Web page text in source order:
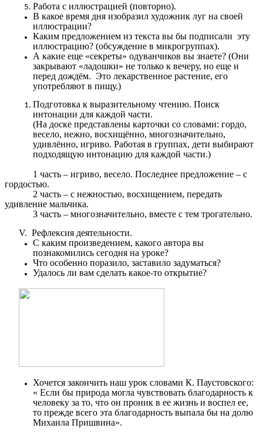
Работа с иллюстрацией (повторно).
В какое время дня изобразил художник луг на своей
иллюстрации?
Каким предложением из текста вы бы подписали эту
иллюстрацию? (обсуждение в микрогруппах).
А какие еще «секреты» одуванчиков вы знаете? (Они
закрывают «ладошки» не только к вечеру, но еще и
перед дождём. Это лекарственное растение, его
употребляют в пищу.)
Подготовка к выразительному чтению. Поиск
интонации для каждой части.
(На доске представлены карточки со словами: гордо,
весело, нежно, восхищённо, многозначительно,
удивлённо, игриво. Работая в группах, дети выбирают
подходящую интонацию для каждой части.)
1 часть – игриво, весело. Последнее предложение – с
гордостью.
2 часть – с нежностью, восхищением, передать
удивление мальчика.
3 часть – многозначительно, вместе с тем трогательно.
V. Рефлексия деятельности.
С каким произведением, какого автора вы
познакомились сегодня на уроке?
Что особенно поразило, заставило задуматься?
Удалось ли вам сделать какое-то открытие?
Хочется закончить наш урок словами К. Паустовского:
« Если бы природа могла чувствовать благодарность к
человеку за то, что он проник в ее жизнь и воспел ее,
то прежде всего эта благодарность выпала бы на долю
Михаила Пришвина».